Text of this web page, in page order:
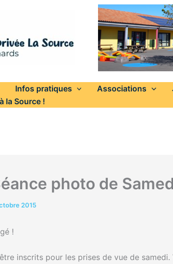
Infos pratiques Associations
la Source !
photo de
2015
!
inscrits pour les prises de vue de